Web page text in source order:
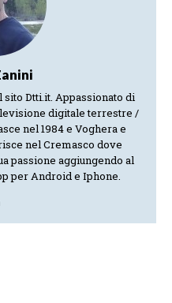
Dtti.it. Appassionato di
digitale terrestre /
nel 1984 e Voghera e
nel Cremasco dove
passione aggiungendo al
per Android e Iphone.